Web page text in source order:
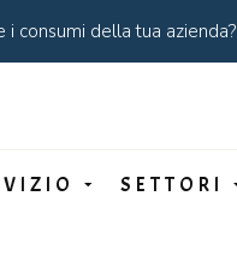
i consumi della tua azienda?
SETTORI